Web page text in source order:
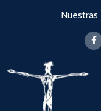
Nuestras